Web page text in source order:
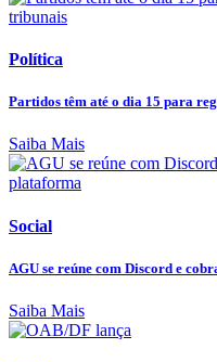
Política
Partidos têm até o dia 15 para
Saiba Mais
Social
AGU se reúne com Discord e
Saiba Mais